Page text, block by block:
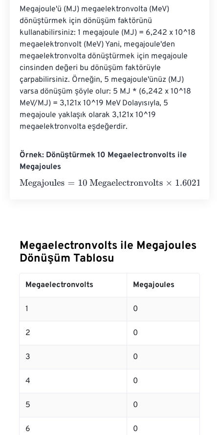
Megajoule'ü (MJ) megaelektronvolta (MeV)
dönüştürmek için dönüşüm faktörünü
kullanabilirsiniz: 1 megajoule (MJ) = 6,242 x 10^18
megaelektronvolt (MeV) Yani, megajoule'den
megaelektronvolta dönüştürmek için megajoule
cinsinden değeri bu dönüşüm faktörüyle
çarpabilirsiniz. Örneğin, 5 megajoule'ünüz (MJ)
varsa dönüşüm şöyle olur: 5 MJ * (6,242 x 10^18
MeV/MJ) = 3,121x 10^19 MeV Dolayısıyla, 5
megajoule yaklaşık olarak 3,121x 10^19
megaelektronvolta eşdeğerdir.
Örnek: Dönüştürmek 10 Megaelectronvolts ile
Megajoules
Megajoules= 10 Megaelectronvolts×1.60218 e-19=0
Megaelectronvolts ile Megajoules
Dönüşüm Tablosu
Megaelectronvolts Megajoules
1 0
2 0
3 0
4 0
5 0
6 0